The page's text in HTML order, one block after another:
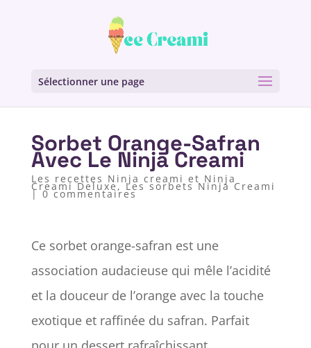
Sélectionner une page
Sorbet Orange-Safran
Avec Le Ninja Creami
Les recettes Ninja creami et Ninja
Creami Deluxe,Les sorbets Ninja Creami
|0 commentaires
Ce sorbet orange-safran est une
association audacieuse qui mêle l’acidité
et la douceur de l’orange avec la touche
exotique et raffinée du safran. Parfait